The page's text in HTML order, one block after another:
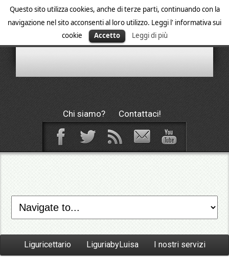
Questo sito utilizza cookies, anche di terze parti, continuando con la
navigazione nel sito acconsenti al loro utilizzo. Leggi l' informativa sui
cookie
Accetto Leggi di più
Chi siamo? Contattaci!
Liguricettario LiguriabyLuisa I nostri servizi